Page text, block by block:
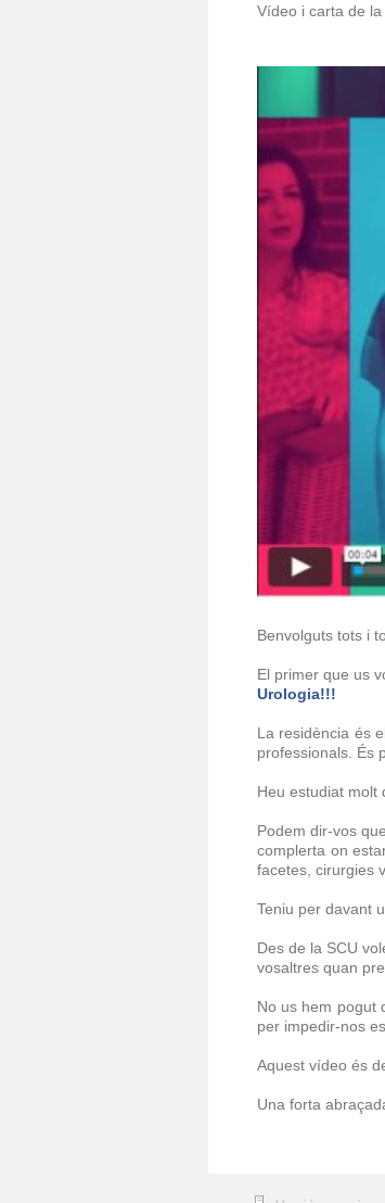
Vídeo i carta de
Benvolguts tots i
El primer que us
Urologia!!!
La residència és
professionals. És
Heu estudiat molt
Podem dir-vos
complerta on
facetes, cirurgies
Teniu per davant
Des de la SCU
vosaltres quan
No us hem pogut
per impedir-nos
Aquest vídeo és
Una forta